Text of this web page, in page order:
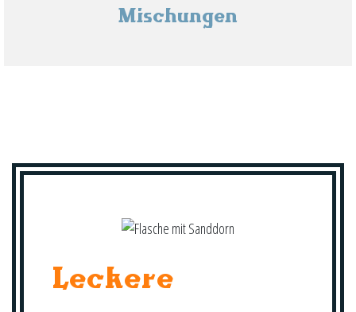
Mischungen
Leckere